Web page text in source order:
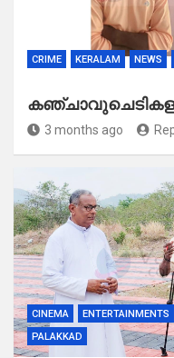
CRIME KERALAM NEWS
3 months ago
CINEMA ENTERTAINMENTS
PALAKKAD